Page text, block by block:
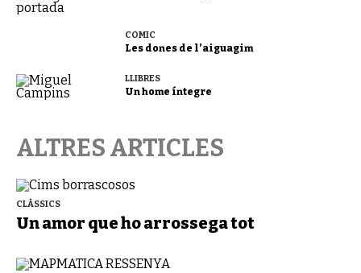
CÒMIC
Les dones de l’aiguagim
LLIBRES
Un home íntegre
ALTRES ARTICLES
CLÀSSICS
Un amor que ho arrossega tot